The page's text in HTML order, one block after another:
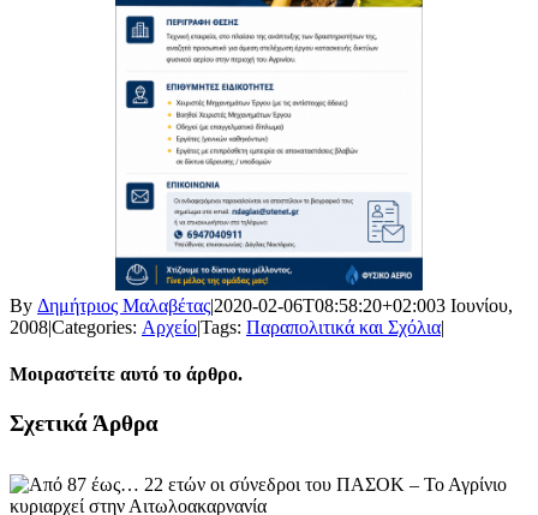
By Δημήτριος Μαλαβέτας|2020-02-06T08:58:20+02:003 Ιουνίου,
2008|Categories: Αρχείο|Tags: Παραπολιτικά και Σχόλια|
Μοιραστείτε αυτό το άρθρο.
Facebook
X
LinkedIn
WhatsApp
Email
Σχετικά Άρθρα